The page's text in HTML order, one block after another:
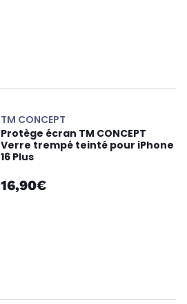
TM CONCEPT
Protège écran TM CONCEPT
Verre trempé teinté pour iPhone
16 Plus
16,90€